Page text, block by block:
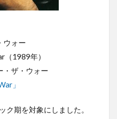
ウォー
1989年）
・ザ・ウォー
」
ク期を対象にしました。